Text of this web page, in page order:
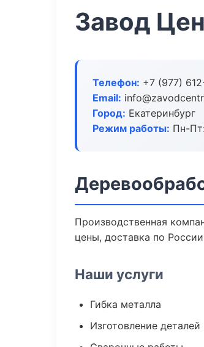
Завод
Телефон: +7 (977)
Email:
Город: Екатеринбург
Режим работы: Пн-
Производственная
цены, доставка по
Наши услуги
Гибка металла
Изготовление